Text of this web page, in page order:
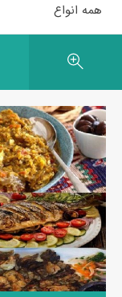
همه انواع